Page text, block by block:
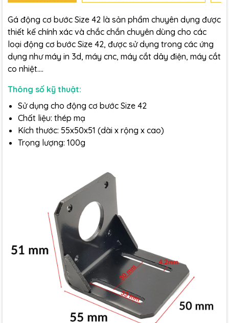
Gá động cơ bước Size 42 là sản phẩm chuyên dụng được
thiết kế chính xác và chắc chắn chuyên dùng cho các
loại động cơ bước Size 42, được sử dụng trong các ứng
dụng như máy in 3d, máy cnc, máy cắt dây điện, máy cắt
co nhiệt….
Thông số kỹ thuật:
Sử dụng cho động cơ bước Size 42
Chất liệu: thép mạ
Kích thước: 55x50x51 (dài x rộng x cao)
Trọng lượng: 100g